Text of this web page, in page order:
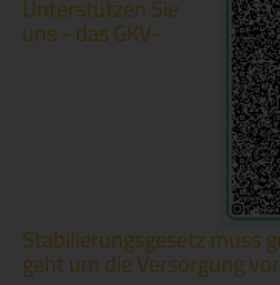
Unterstützen Sie
uns - das GKV-
Stabilierungsgesetz muss
geht um die Versorgung